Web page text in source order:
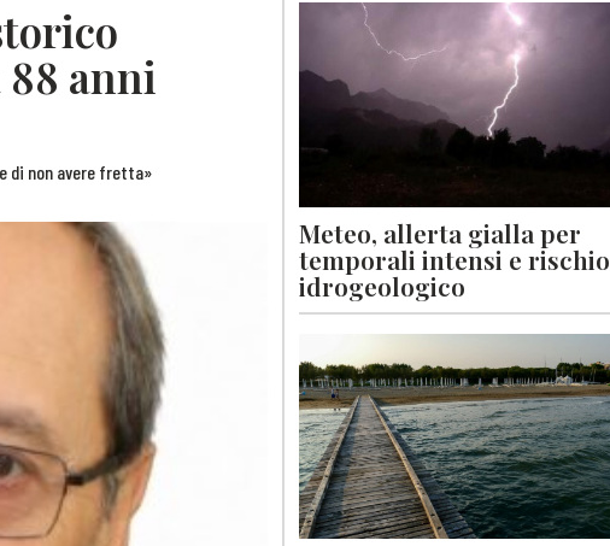
anni
di non avere fretta»
Meteo, allerta gialla per
temporali intensi e rischio
idrogeologico